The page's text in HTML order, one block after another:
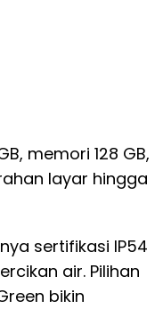
memori 128 GB,
layar hingga
sertifikasi IP54
air. Pilihan
bikin